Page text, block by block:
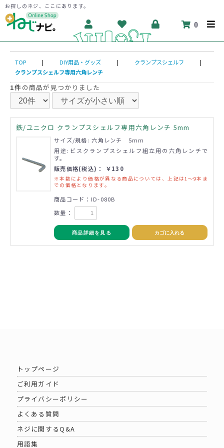
お探しのネジ、ここにあります。
0
TOP | DIY用品・グッズ | クランプスシェルフ
|
クランプスシェルフ専用六角レンチ
1件の商品が見つかりました
鉄/ユニクロ クランプスシェルフ専用六角レンチ 5mm
サイズ/規格: 六角レンチ 5mm
用途:ビスクランプスシェルフ組立用の六角レンチで
す。
販売価格(税込)： ￥130
※本数により価格が異なる商品については、上記は1～9本ま
での価格となります。
商品コード：ID-080B
数量：
商品詳細を見る カゴに入れる
トップページ
ご利用ガイド
プライバシーポリシー
よくある質問
ネジに関するQ&A
用語集